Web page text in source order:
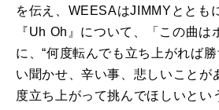
を伝え、WEESAはJIMMYととも
『Uh Oh』について、「この曲は
に、“何度転んでも立ち上がれば
い聞かせ、辛い事、悲しいことが
度立ち上がって挑んでほしいとい